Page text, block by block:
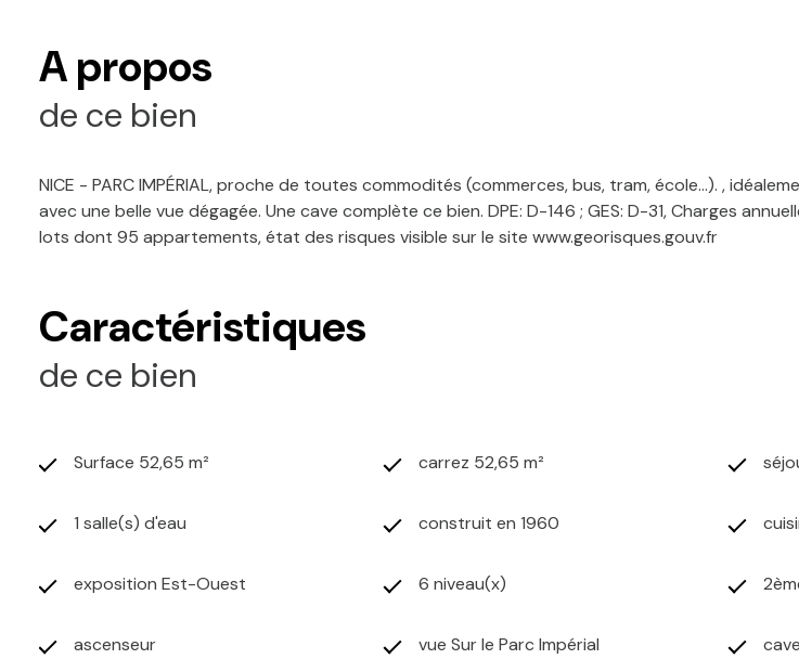
A propos
de ce bien
NICE - PARC IMPÉRIAL, proche de toutes commodités (commerces, bus, tram, école...). ,
avec une belle vue dégagée. Une cave complète ce bien. DPE: D-146 ; GES: D-31, Charges
lots dont 95 appartements, état des risques visible sur le site www.georisques.gouv.fr
Caractéristiques
de ce bien
Surface 52,65 m² carrez 52,65 m²
1 salle(s) d'eau construit en 1960
exposition Est-Ouest 6 niveau(x)
ascenseur vue Sur le Parc Impérial cave